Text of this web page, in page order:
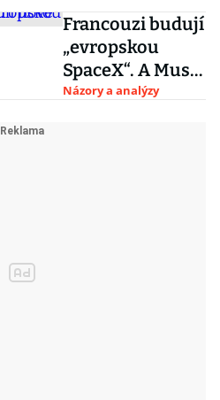
Francouzi budují
„evropskou
SpaceX“. A Musk
kvůli nové
Názory a analýzy